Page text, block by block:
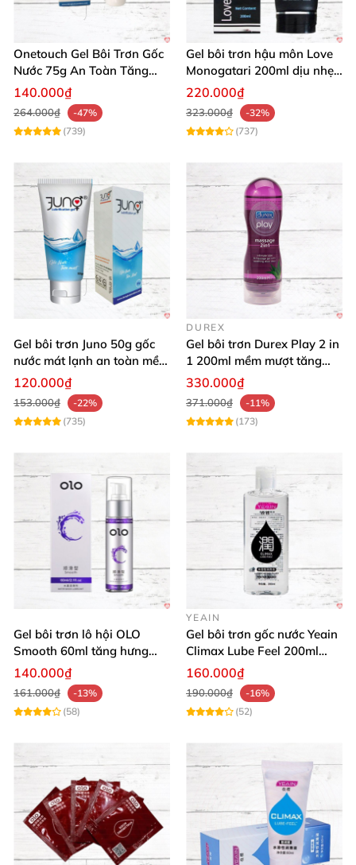
Đừng bỏ lỡ cơ hội nâng tầm đời sống thân mật với
gel bôi trơn tinh dịch chân thực nhất. Thêm vào giỏ
hàng ngay hôm nay và cảm nhận sự thay đổi tuyệt
vời! 💥
Onetouch Gel Bôi Trơn Gốc
Nước 75g An Toàn Tăng
Khoái Cảm
140.000₫
264.000₫
-47%
(739)
Gel bôi trơn hậu môn Love
Monogatari 200ml dịu nhẹ,
an toàn
220.000₫
323.000₫
-32%
(737)
Gel bôi trơn Juno 50g gốc
nước mát lạnh an toàn mềm
mại
120.000₫
153.000₫
-22%
(735)
DUREX
Gel bôi trơn Durex Play 2 in
1 200ml mềm mượt tăng
khoái cảm
330.000₫
371.000₫
-11%
(173)
Gel bôi trơn lô hội OLO
Smooth 60ml tăng hưng
phấn, dễ chịu
140.000₫
161.000₫
-13%
(58)
YEAIN
Gel bôi trơn gốc nước Yeain
Climax Lube Feel 200ml
chất lượng
160.000₫
190.000₫
-16%
(52)